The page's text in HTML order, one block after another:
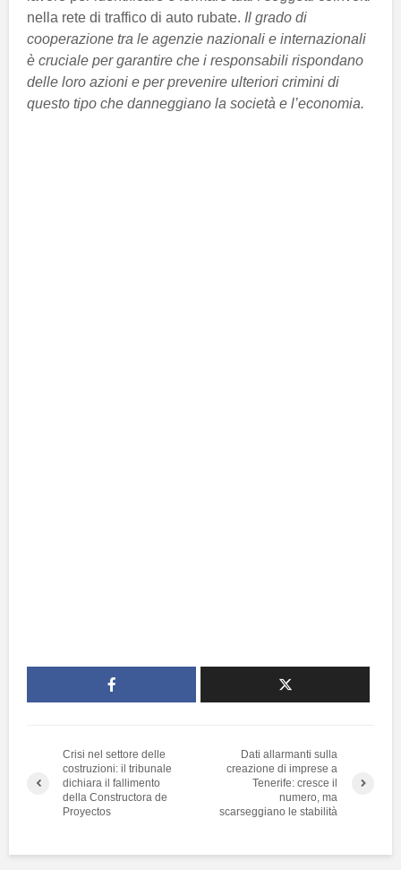
nella rete di traffico di auto rubate. Il grado di
cooperazione tra le agenzie nazionali e internazionali
è cruciale per garantire che i responsabili rispondano
delle loro azioni e per prevenire ulteriori crimini di
questo tipo che danneggiano la società e l’economia.
Crisi nel settore delle
costruzioni: il tribunale
dichiara il fallimento
della Constructora de
Proyectos
Dati allarmanti sulla
creazione di imprese a
Tenerife: cresce il
numero, ma
scarseggiano le stabilità